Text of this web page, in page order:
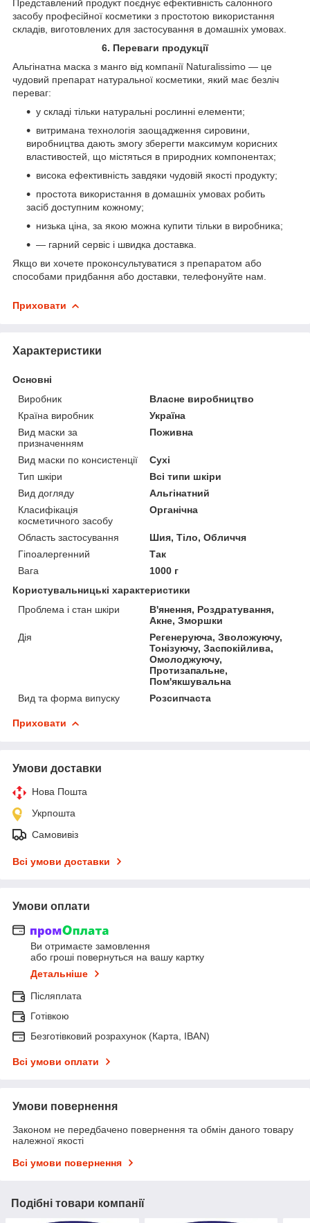
Представлений продукт поєднує ефективність салонного
засобу професійної косметики з простотою використання
складів, виготовлених для застосування в домашніх умовах.
6. Переваги продукції
Альгінатна маска з манго від компанії Naturalissimo — це
чудовий препарат натуральної косметики, який має безліч
переваг:
у складі тільки натуральні рослинні елементи;
витримана технологія заощадження сировини,
виробництва дають змогу зберегти максимум корисних
властивостей, що містяться в природних компонентах;
висока ефективність завдяки чудовій якості продукту;
простота використання в домашніх умовах робить
засіб доступним кожному;
низька ціна, за якою можна купити тільки в виробника;
— гарний сервіс і швидка доставка.
Якщо ви хочете проконсультуватися з препаратом або
способами придбання або доставки, телефонуйте нам.
Приховати
Характеристики
Основні
Виробник
Власне виробництво
Країна виробник
Україна
Вид маски за
призначенням
Поживна
Вид маски по консистенції
Сухі
Тип шкіри
Всі типи шкіри
Вид догляду
Альгінатний
Класифікація
косметичного засобу
Органічна
Область застосування
Шия, Тіло, Обличчя
Гіпоалергенний
Так
Вага
1000 г
Користувальницькі характеристики
Проблема і стан шкіри
В'янення, Роздратування,
Акне, Зморшки
Дія
Регенеруюча, Зволожуючу,
Тонізуючу, Заспокійлива,
Омолоджуючу,
Протизапальне,
Пом'якшувальна
Вид та форма випуску
Розсипчаста
Приховати
Умови доставки
Нова Пошта
Укрпошта
Самовивіз
Всі умови доставки
Умови оплати
Ви отримаєте замовлення
або гроші повернуться на вашу картку
Детальніше
Післяплата
Готівкою
Безготівковий розрахунок (Карта, IBAN)
Всі умови оплати
Умови повернення
Законом не передбачено повернення та обмін даного товару
належної якості
Всі умови повернення
Подібні товари компанії